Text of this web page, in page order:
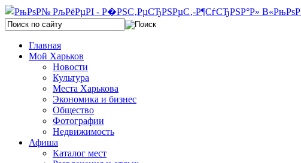
Главная
Мой Харьков
Новости
Культура
Места Харькова
Экономика и бизнес
Общество
Фотографии
Недвижимость
Афиша
Каталог мест